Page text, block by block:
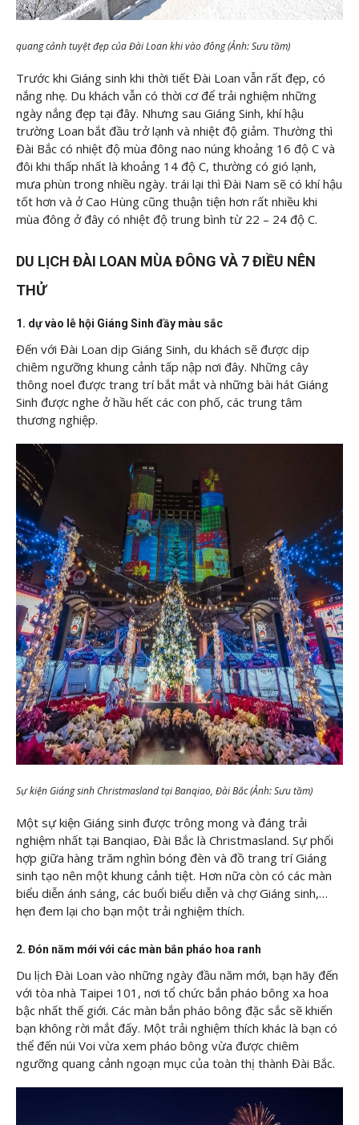
quang cảnh tuyệt đẹp của Đài Loan khi vào đông (Ảnh: Sưu tầm)
Trước khi Giáng sinh khi thời tiết Đài Loan vẫn rất đẹp, có
nắng nhẹ. Du khách vẫn có thời cơ để trải nghiệm những
ngày nắng đẹp tại đây. Nhưng sau Giáng Sinh, khí hậu
trường Loan bắt đầu trở lạnh và nhiệt độ giảm. Thường thì
Đài Bắc có nhiệt độ mùa đông nao núng khoảng 16 độ C và
đôi khi thấp nhất là khoảng 14 độ C, thường có gió lạnh,
mưa phùn trong nhiều ngày. trái lại thì Đài Nam sẽ có khí hậu
tốt hơn và ở Cao Hùng cũng thuận tiện hơn rất nhiều khi
mùa đông ở đây có nhiệt độ trung bình từ 22 – 24 độ C.
DU LỊCH ĐÀI LOAN MÙA ĐÔNG VÀ 7 ĐIỀU NÊN
THỬ
1. dự vào lễ hội Giáng Sinh đầy màu sắc
Đến với Đài Loan dịp Giáng Sinh, du khách sẽ được dịp
chiêm ngưỡng khung cảnh tấp nập nơi đây. Những cây
thông noel được trang trí bắt mắt và những bài hát Giáng
Sinh được nghe ở hầu hết các con phố, các trung tâm
thương nghiệp.
Sự kiện Giáng sinh Christmasland tại Banqiao, Đài Bắc (Ảnh: Sưu tầm)
Một sự kiện Giáng sinh được trông mong và đáng trải
nghiệm nhất tại Banqiao, Đài Bắc là Christmasland. Sự phối
hợp giữa hàng trăm nghìn bóng đèn và đồ trang trí Giáng
sinh tạo nên một khung cảnh tiệt. Hơn nữa còn có các màn
biểu diễn ánh sáng, các buổi biểu diễn và chợ Giáng sinh,…
hẹn đem lại cho bạn một trải nghiệm thích.
2. Đón năm mới với các màn bắn pháo hoa ranh
Du lịch Đài Loan vào những ngày đầu năm mới, bạn hãy đến
với tòa nhà Taipei 101, nơi tổ chức bắn pháo bông xa hoa
bậc nhất thế giới. Các màn bắn pháo bông đặc sắc sẽ khiến
bạn không rời mắt đấy. Một trải nghiệm thích khác là bạn có
thể đến núi Voi vừa xem pháo bông vừa được chiêm
ngưỡng quang cảnh ngoạn mục của toàn thị thành Đài Bắc.